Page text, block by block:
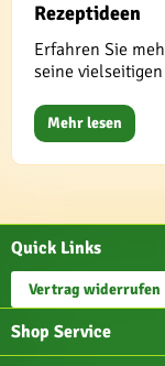
Rezeptideen
Erfahren Sie
seine
Mehr lesen
Quick Links
Vertrag widerrufen
Shop Service